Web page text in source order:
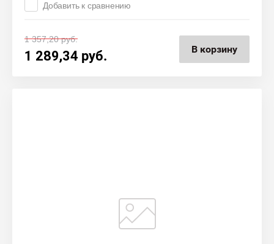
Добавить к сравнению
1 357,20руб.
1 289,34 руб. В корзину